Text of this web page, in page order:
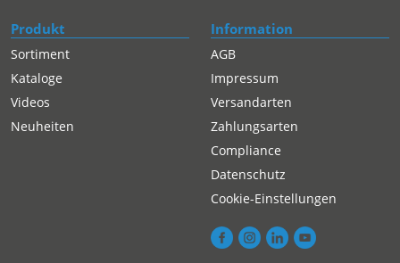
Produkt
Sortiment
Kataloge
Videos
Neuheiten
Information
AGB
Impressum
Versandarten
Zahlungsarten
Compliance
Datenschutz
Cookie-Einstellungen